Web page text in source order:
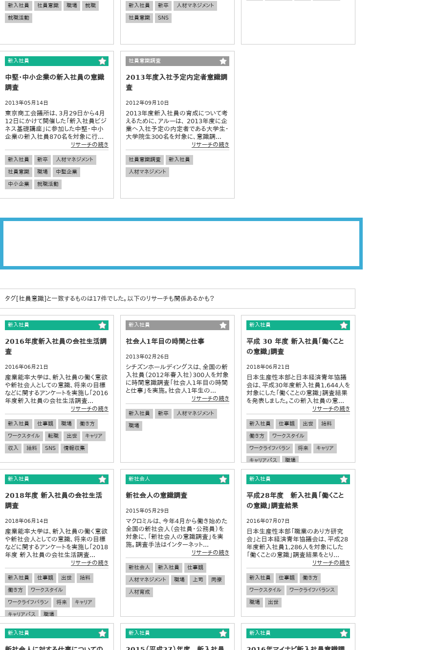
新入社員 社員意識 職場
就職
就職活動
新入社員 新卒
人材マネジメント
社員意識
SNS
新入社員
中堅・中小企業の新入社員の意識
調査
2013年05月14日
東京商工会議所は、3月29日から4月
12日にかけて開催した「新入社員ビジ
ネス基礎講座」に参加した中堅・中小
企業の新入社員870名を対象に行...
リサーチの続き
新入社員 新卒
人材マネジメント
社員意識
職場
中堅企業
中小企業
就職活動
社員意識調査
2013年度入社予定内定者意識調
査
2012年09月10日
2013年度新入社員の育成について考
えるために、アルーは、 2013年度に企
業へ入社予定の内定者である大学生・
大学院生300名を対象に、意識調...
リサーチの続き
社員意識調査
新入社員
人材マネジメント
タグ[社員意識]と一致するものは17件でした。以下のリサーチも関係あるかも？
新入社員
2016年度新入社員の会社生活調
査
2016年06月21日
産業能率大学は、新入社員の働く意欲
や新社会人としての意識、将来の目標
などに関するアンケートを実施し「2016
年度新入社員の会社生活調査...
リサーチの続き
新入社員 仕事観 職場
働き方
ワークスタイル
転職 出世
キャリア
収入
給料 SNS 情報収集
新入社員
社会人1年目の時間と仕事
2013年02月26日
シチズンホールディングスは、全国の新
入社員（2012年春入社）300人を対象
に時間意識調査「社会人1年目の時間
と仕事」を実施。社会人1年生の...
リサーチの続き
新入社員 新卒
人材マネジメント
職場
新入社員
平成 30 年度 新入社員｢働くこと
の意識｣調査
2018年06月21日
日本生産性本部と日本経済青年協議
会は、平成30年度新入社員1,644人を
対象にした「働くことの意識」調査結果
を発表しました。この新入社員の意...
リサーチの続き
新入社員 仕事観 出世
給料
働き方
ワークスタイル
ワークライフバラン
将来
キャリア
キャリアパス
職場
新入社員
2018年度 新入社員の会社生活
調査
2018年06月14日
産業能率大学は、新入社員の働く意欲
や新社会人としての意識、将来の目標
などに関するアンケートを実施し「2018
年度 新入社員の会社生活調査...
リサーチの続き
新入社員 仕事観 出世
給料
働き方
ワークスタイル
ワークライフバラン
将来
キャリア
キャリアパス
職場
新社会人
新社会人の意識調査
2015年05月29日
マクロミルは、今年4月から働き始めた
全国の新社会人（会社員・公務員）を
対象に、「新社会人の意識調査」を実
施。調査手法はインターネット...
リサーチの続き
新社会人 新入社員
仕事観
人材マネジメント
職場 上司
同僚
人材育成
新入社員
平成28年度 新入社員「働くこと
の意識」調査結果
2016年07月07日
日本生産性本部「職業のあり方研究
会」と日本経済青年協議会は、平成28
年度新入社員1,286人を対象にした
「働くことの意識」調査結果をとり...
リサーチの続き
新入社員 仕事観
働き方
ワークスタイル
ワークライフバランス
職場
出世
新入社員 新入社員 新入社員